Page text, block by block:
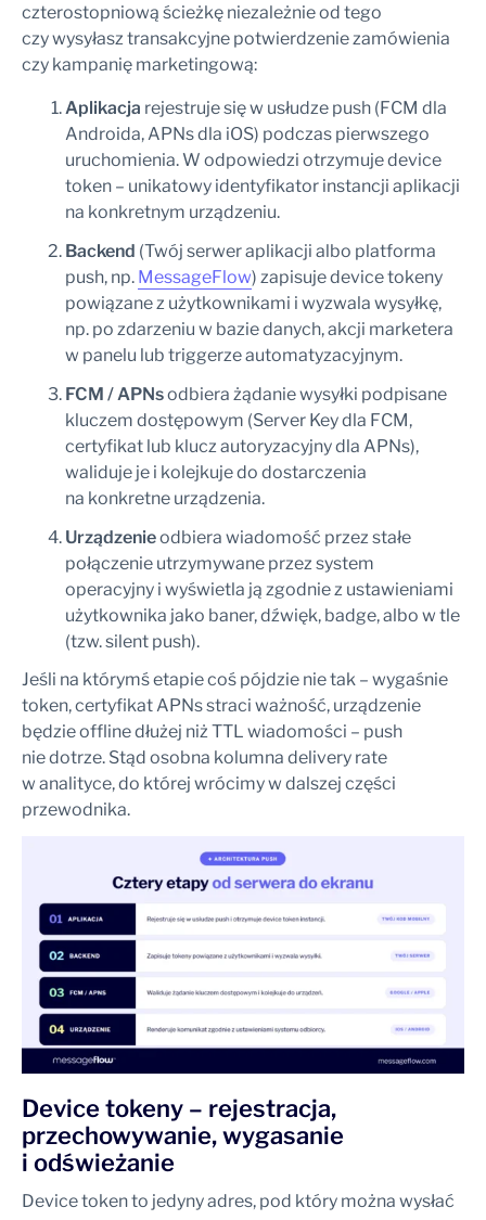
czterostopniową ścieżkę niezależnie od tego
czy wysyłasz transakcyjne potwierdzenie zamówienia
czy kampanię marketingową:
Aplikacja rejestruje się w usłudze push (FCM dla
Androida, APNs dla iOS) podczas pierwszego
uruchomienia. W odpowiedzi otrzymuje device
token – unikatowy identyfikator instancji aplikacji
na konkretnym urządzeniu.
Backend (Twój serwer aplikacji albo platforma
push, np. MessageFlow) zapisuje device tokeny
powiązane z użytkownikami i wyzwala wysyłkę,
np. po zdarzeniu w bazie danych, akcji marketera
w panelu lub triggerze automatyzacyjnym.
FCM / APNsodbiera żądanie wysyłki podpisane
kluczem dostępowym (Server Key dla FCM,
certyfikat lub klucz autoryzacyjny dla APNs),
waliduje je i kolejkuje do dostarczenia
na konkretne urządzenia.
Urządzenieodbiera wiadomość przez stałe
połączenie utrzymywane przez system
operacyjny i wyświetla ją zgodnie z ustawieniami
użytkownika jako baner, dźwięk, badge, albo w tle
(tzw. silent push).
Jeśli na którymś etapie coś pójdzie nie tak – wygaśnie
token, certyfikat APNs straci ważność, urządzenie
będzie offline dłużej niż TTL wiadomości – push
nie dotrze. Stąd osobna kolumna delivery rate
w analityce, do której wrócimy w dalszej części
przewodnika.
Device tokeny – rejestracja,
przechowywanie, wygasanie
i odświeżanie
Device token to jedyny adres, pod który można wysłać